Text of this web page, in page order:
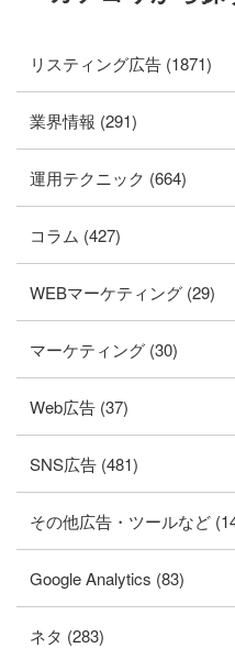
リスティング広告 (1871)
業界情報 (291)
運用テクニック (664)
コラム (427)
WEBマーケティング (29)
マーケティング (30)
Web広告 (37)
SNS広告 (481)
その他広告・ツールなど
Google Analytics (83)
ネタ (283)